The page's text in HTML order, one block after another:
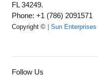
FL 34249.
Phone: +1 (786) 2091571
Copyright © | Sun Enterprises
Follow Us